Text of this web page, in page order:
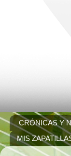
CRÓNICAS Y
MIS